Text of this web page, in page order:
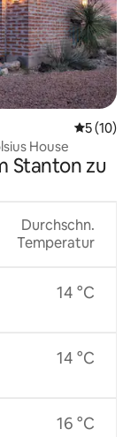
5 (10)
House
Stanton zu
Durchschn.
Temperatur
14 °C
14 °C
16 °C